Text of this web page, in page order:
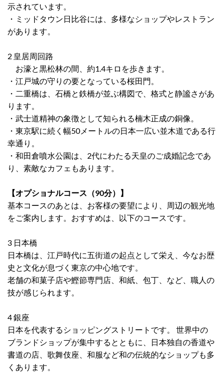
示されています。
・ミッドタウン日比谷には、多様なショップやレストラン
があります。
2 皇居周回路
お濠と黒松林の間、約1.4キロを歩きます。
・江戸城の守りの要となっている桜田門。
・二重橋は、石橋と鉄橋が並ぶ構図で、格式と静謐さがあ
ります。
・武士道精神の象徴として知られる楠木正成の銅像。
・東京駅に続く幅50メートルの日本一広い並木道である行
幸通り。
・和田倉噴水公園は、2代にわたる天皇のご成婚記念であ
り、素敵なカフェもあります。
【オプショナルコース（90分）】
基本コースのあとは、お客様の要望により、周辺の観光地
をご案内します。おすすめは、以下のコースです。
3 日本橋
日本橋は、江戸時代に五街道の起点として栄え、今なお歴
史と文化が息づく東京の中心地です。
老舗の和菓子店や鰹節専門店、和紙、包丁、など、職人の
技が感じられます。
4 銀座
日本を代表するショッピングストリートです。 世界中の
ブランドショップが集中するとともに、日本独自の香道や
書道の店、歌舞伎座、和服など和の伝統的なショップも多
くあります。